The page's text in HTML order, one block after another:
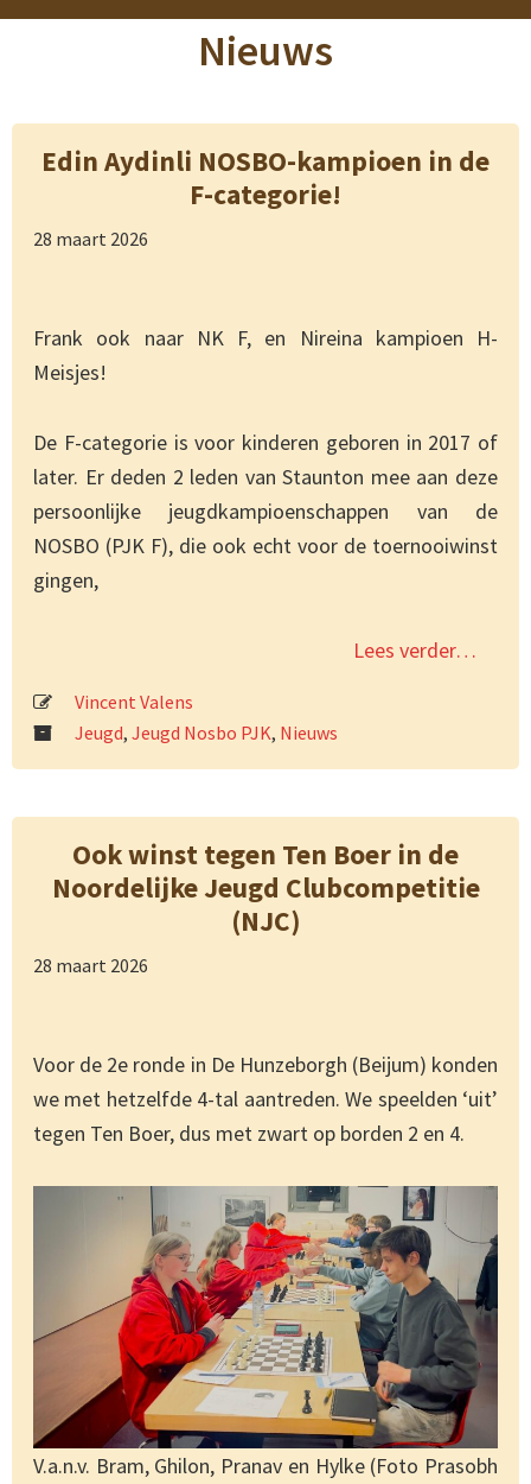
Nieuws
Edin Aydinli NOSBO-kampioen in de
F-categorie!
28 maart 2026
Frank ook naar NK F, en Nireina kampioen H-
Meisjes!
De F-categorie is voor kinderen geboren in 2017 of
later. Er deden 2 leden van Staunton mee aan deze
persoonlijke jeugdkampioenschappen van de
NOSBO (PJK F), die ook echt voor de toernooiwinst
gingen,
Lees verder…
Vincent Valens
Jeugd, Jeugd Nosbo PJK, Nieuws
Ook winst tegen Ten Boer in de
Noordelijke Jeugd Clubcompetitie
(NJC)
28 maart 2026
Voor de 2e ronde in De Hunzeborgh (Beijum) konden
we met hetzelfde 4-tal aantreden. We speelden ‘uit’
tegen Ten Boer, dus met zwart op borden 2 en 4.
V.a.n.v. Bram, Ghilon, Pranav en Hylke (Foto Prasobh